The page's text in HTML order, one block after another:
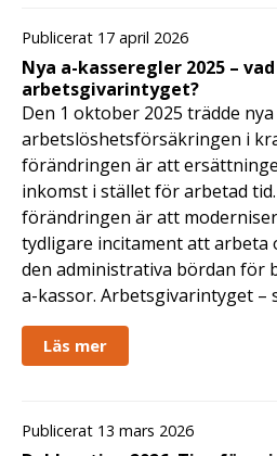
Publicerat 17 april 2026
Nya a-kasseregler 2025 –
arbetsgivarintyget?
Den 1 oktober 2025 trädde
arbetslöshetsförsäkringen i
förändringen är att
inkomst i stället för arbetad
förändringen är att
tydligare incitament att arbeta
den administrativa bördan för
a-kassor. Arbetsgivarintyget –
Läs mer
Publicerat 13 mars 2026